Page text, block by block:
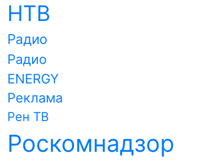
НТВ
Радио
Радио
ENERGY
Реклама
Рен ТВ
Роскомнадзор